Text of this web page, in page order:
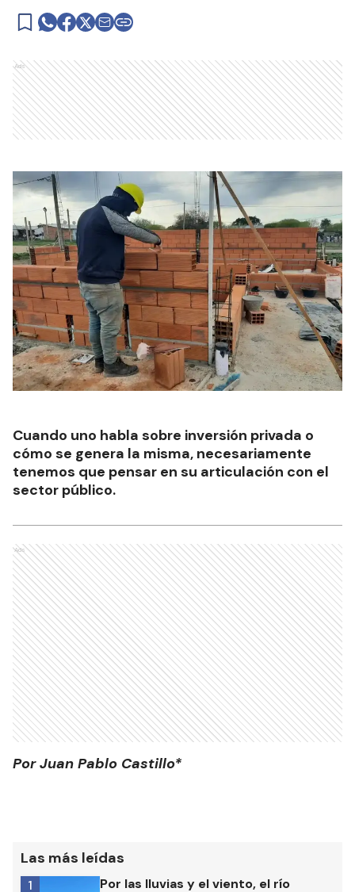
Ads
Cuando uno habla sobre inversión privada o
cómo se genera la misma, necesariamente
tenemos que pensar en su articulación con el
sector público.
Ads
Por Juan Pablo Castillo*
Las más leídas
Por las lluvias y el viento, el río
1